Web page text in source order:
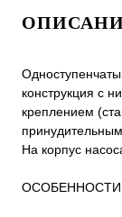
конструкция с
креплением
На корпус